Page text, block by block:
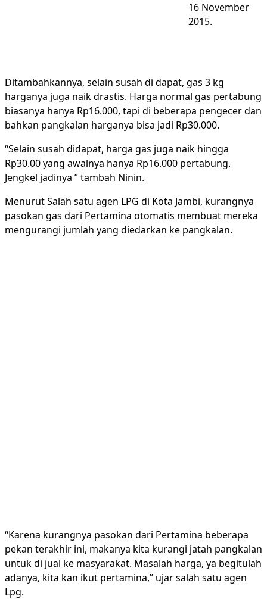
16 November
2015.
Ditambahkannya, selain susah di dapat, gas 3 kg
harganya juga naik drastis. Harga normal gas pertabung
biasanya hanya Rp16.000, tapi di beberapa pengecer dan
bahkan pangkalan harganya bisa jadi Rp30.000.
“Selain susah didapat, harga gas juga naik hingga
Rp30.00 yang awalnya hanya Rp16.000 pertabung.
Jengkel jadinya ” tambah Ninin.
Menurut Salah satu agen LPG di Kota Jambi, kurangnya
pasokan gas dari Pertamina otomatis membuat mereka
mengurangi jumlah yang diedarkan ke pangkalan.
“Karena kurangnya pasokan dari Pertamina beberapa
pekan terakhir ini, makanya kita kurangi jatah pangkalan
untuk di jual ke masyarakat. Masalah harga, ya begitulah
adanya, kita kan ikut pertamina,” ujar salah satu agen
Lpg.